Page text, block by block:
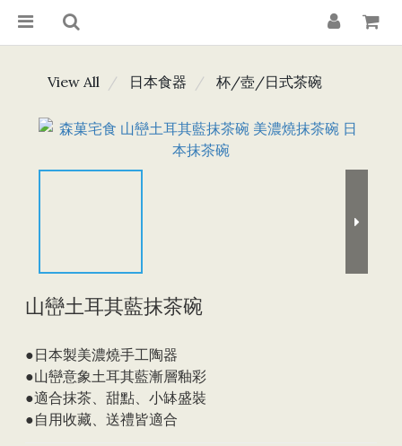
View All 日本食器 杯/壺/日式茶碗
山巒土耳其藍抹茶碗
●日本製美濃燒手工陶器
●山巒意象土耳其藍漸層釉彩
●適合抹茶、甜點、小缽盛裝
●自用收藏、送禮皆適合